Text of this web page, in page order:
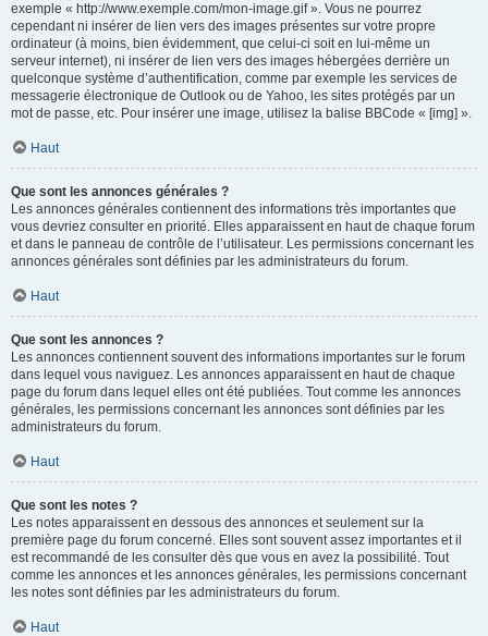
exemple « http://www.exemple.com/mon-image.gif ». Vous ne pourrez
cependant ni insérer de lien vers des images présentes sur votre propre
ordinateur (à moins, bien évidemment, que celui-ci soit en lui-même un
serveur internet), ni insérer de lien vers des images hébergées derrière un
quelconque système d’authentification, comme par exemple les services de
messagerie électronique de Outlook ou de Yahoo, les sites protégés par un
mot de passe, etc. Pour insérer une image, utilisez la balise BBCode « [img] ».
Haut
Que sont les annonces générales ?
Les annonces générales contiennent des informations très importantes que
vous devriez consulter en priorité. Elles apparaissent en haut de chaque forum
et dans le panneau de contrôle de l’utilisateur. Les permissions concernant les
annonces générales sont définies par les administrateurs du forum.
Haut
Que sont les annonces ?
Les annonces contiennent souvent des informations importantes sur le forum
dans lequel vous naviguez. Les annonces apparaissent en haut de chaque
page du forum dans lequel elles ont été publiées. Tout comme les annonces
générales, les permissions concernant les annonces sont définies par les
administrateurs du forum.
Haut
Que sont les notes ?
Les notes apparaissent en dessous des annonces et seulement sur la
première page du forum concerné. Elles sont souvent assez importantes et il
est recommandé de les consulter dès que vous en avez la possibilité. Tout
comme les annonces et les annonces générales, les permissions concernant
les notes sont définies par les administrateurs du forum.
Haut